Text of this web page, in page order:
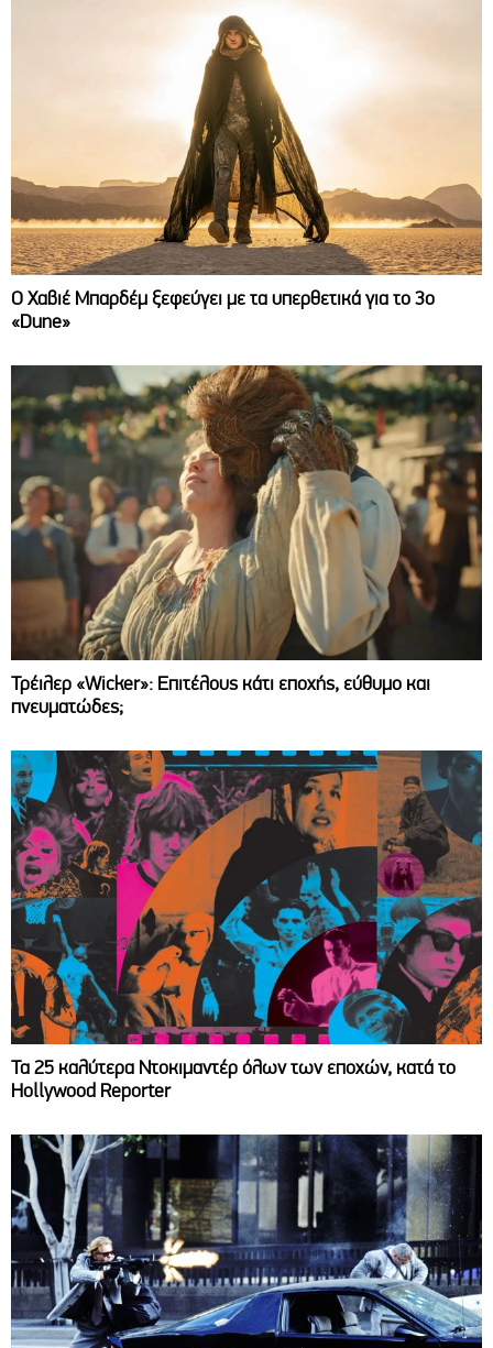
O Χαβιέ Μπαρδέμ ξεφεύγει με τα υπερθετικά για το 3ο
«Dune»
Τρέιλερ «Wicker»: Επιτέλους κάτι εποχής, εύθυμο και
πνευματώδες;
Τα 25 καλύτερα Ντοκιμαντέρ όλων των εποχών, κατά το
Hollywood Reporter